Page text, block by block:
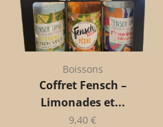
Boissons
Coffret Fensch –
Limonades et...
9,40 €